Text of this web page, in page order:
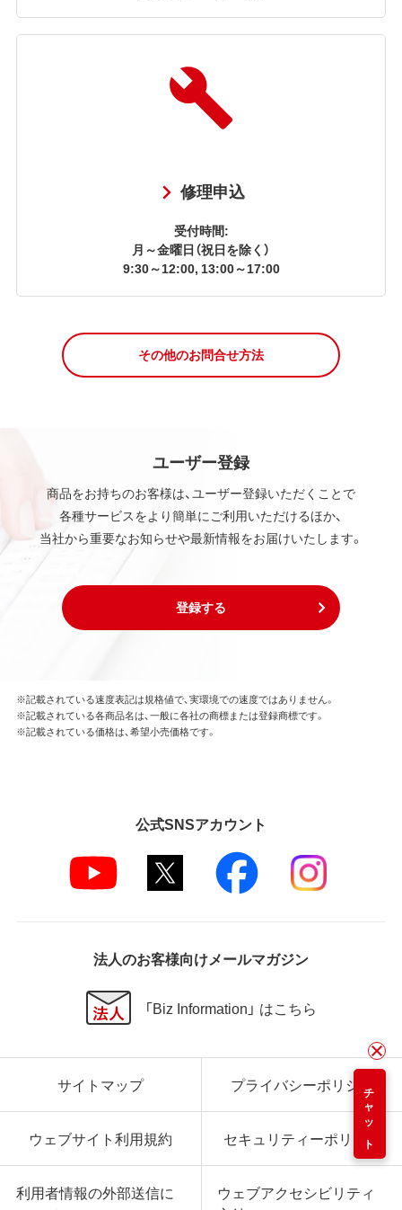
修理申込
受付時間:
月～金曜日（祝日を除く）
9:30～12:00, 13:00～17:00
その他のお問合せ方法
ユーザー登録
商品をお持ちのお客様は、ユーザー登録いただくことで
各種サービスをより簡単にご利用いただけるほか、
当社から重要なお知らせや最新情報をお届けいたします。
登録する
チャット
※記載されている速度表記は規格値で、実環境での速度ではありません。
※記載されている各商品名は、一般に各社の商標または登録商標です。
※記載されている価格は、希望小売価格です。
公式SNSアカウント
法人のお客様向けメールマガジン
「Biz Information」 はこちら
サイトマップ プライバシーポリシー
ウェブサイト利用規約 セキュリティーポリシー
利用者情報の外部送信に
ウェブアクセシビリティ